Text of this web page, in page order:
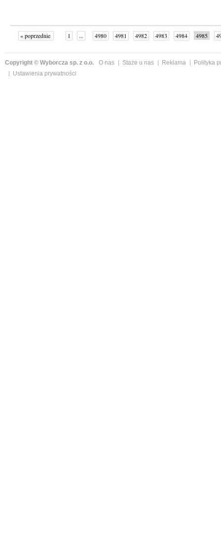
« poprzednie 1 ... 4980 4981 4982 4983 4984 4985
Copyright © Wyborcza sp. z o.o. O nas Staże u nas Reklama
Polityka
Ustawienia prywatności